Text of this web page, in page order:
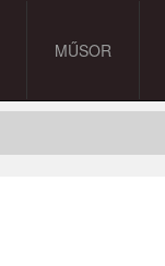
MŰSOR